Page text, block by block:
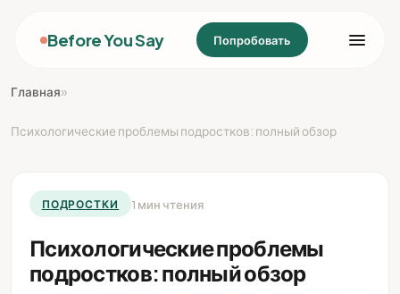
Before You Say Попробовать
Главная»
Психологические проблемы подростков: полный обзор
ПОДРОСТКИ 1 мин чтения
Психологические проблемы
подростков: полный обзор